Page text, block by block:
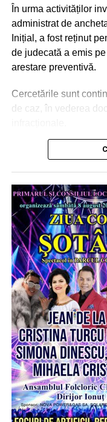
În urma activităților
administrat de
Inițial, a fost reținut
de judecată a emis
arestare preventivă.
Cercetările sunt
de caz, în vederea
Urmărește Incomod